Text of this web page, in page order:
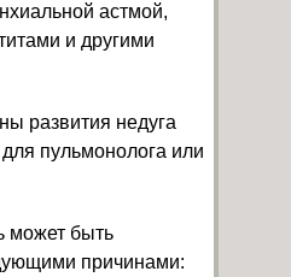
астмой,
и другими
развития недуга
пульмонолога или
может быть
причинами: